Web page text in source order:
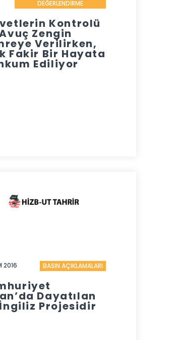
DEĞERLENDİRME
Kontrolü
Zengin
Verilirken,
Fakir Bir Hayata
Ediliyor
2016 BASIN AÇIKLAMALARI
Dayatılan
Projesidir